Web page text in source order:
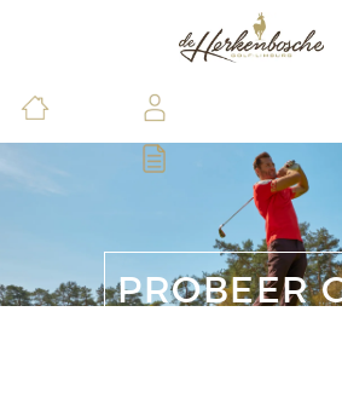
EXPERIENCE
BANEN & LAND
BRASSERIE & FACILITEITEN
PROBEER